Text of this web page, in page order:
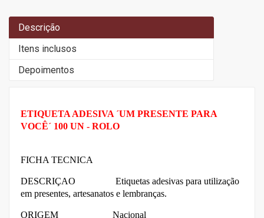
Descrição
Itens inclusos
Depoimentos
ETIQUETA ADESIVA ´UM PRESENTE PARA
VOCÊ´ 100 UN - ROLO
FICHA TECNICA
DESCRIÇAO Etiquetas adesivas para utilização
em presentes, artesanatos e lembranças.
ORIGEM Nacional